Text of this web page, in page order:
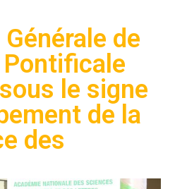
de
Pontificale
le signe
de la
des